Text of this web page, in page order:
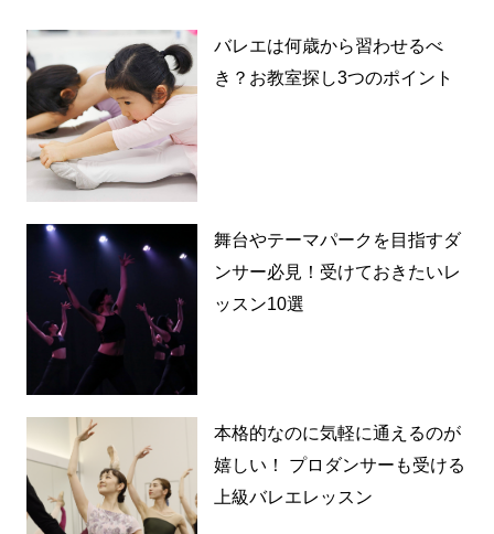
バレエは何歳から習わせるべ
き？お教室探し3つのポイント
舞台やテーマパークを目指すダ
ンサー必見！受けておきたいレ
ッスン10選
本格的なのに気軽に通えるのが
嬉しい！ プロダンサーも受ける
上級バレエレッスン